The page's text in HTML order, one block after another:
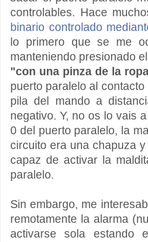
controlables. Hace
binario controlado
lo primero que se me
manteniendo presionado
"con una pinza de la
puerto paralelo al
pila del mando a
negativo. Y, no os lo vais
0 del puerto paralelo, la
circuito era una chapuza
capaz de activar la
paralelo.
Sin embargo, me
remotamente la alarma
activarse sola